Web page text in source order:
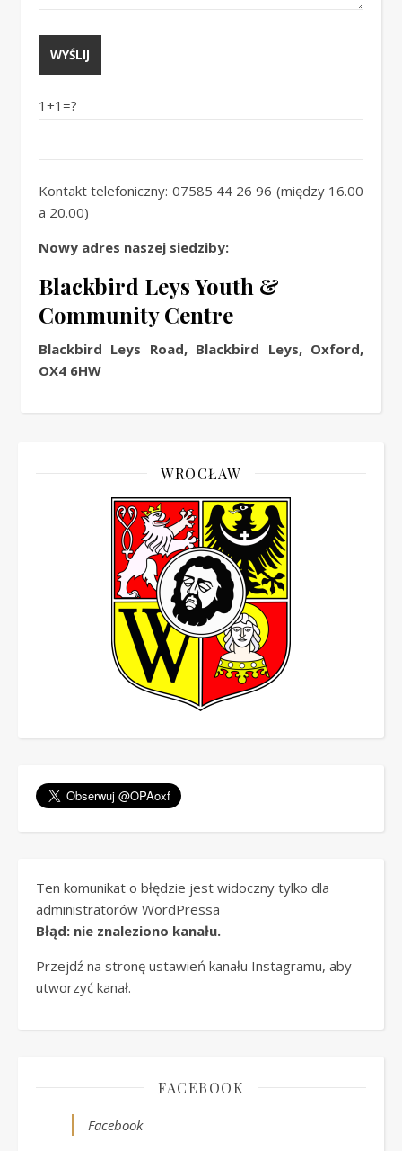
1+1=?
Kontakt telefoniczny: 07585 44 26 96 (między 16.00
a 20.00)
Nowy adres naszej siedziby:
Blackbird Leys Youth &
Community Centre
Blackbird Leys Road, Blackbird Leys, Oxford,
OX4 6HW
WROCŁAW
Ten komunikat o błędzie jest widoczny tylko dla
administratorów WordPressa
Błąd: nie znaleziono kanału.
Przejdź na stronę ustawień kanału Instagramu, aby
utworzyć kanał.
FACEBOOK
Facebook